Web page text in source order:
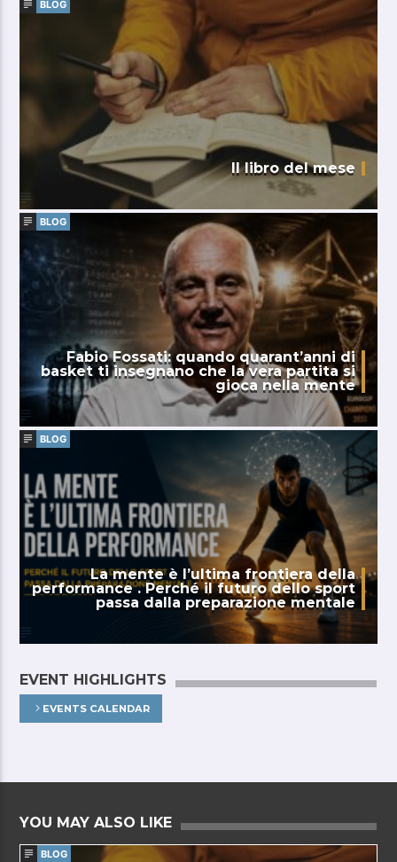
BLOG
Il libro del mese
BLOG
Fabio Fossati: quando quarant’anni di
basket ti insegnano che la vera partita si
gioca nella mente
BLOG
La mente è l’ultima frontiera della
performance . Perché il futuro dello sport
passa dalla preparazione mentale
EVENT HIGHLIGHTS
EVENTS CALENDAR
YOU MAY ALSO LIKE
BLOG